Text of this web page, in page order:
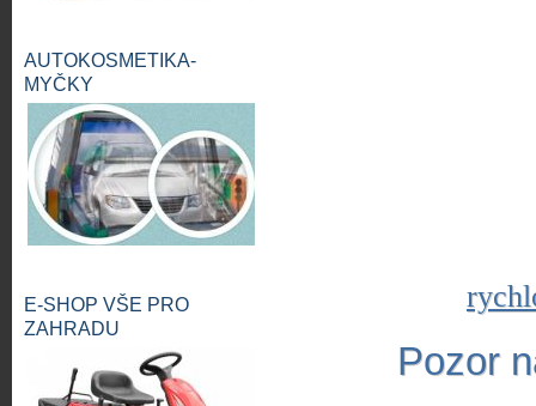
Pozor
AUTOKOSMETIKA-
MYČKY
E-SHOP VŠE PRO
ZAHRADU